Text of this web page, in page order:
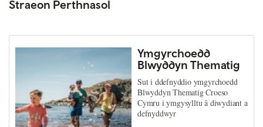
Straeon Perthnasol
Ymgyrchoedd
Blwyddyn Thematig
Sut i ddefnyddio ymgyrchoedd
Blwyddyn Thematig Croeso
Cymru i ymgysylltu â diwydiant a
defnyddwyr